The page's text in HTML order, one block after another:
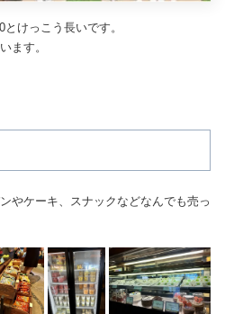
けっこう長いです。
ます。
やケーキ、スナックなどなんでも売っ